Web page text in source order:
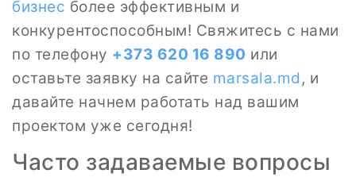
бизнес более эффективным и
конкурентоспособным! Свяжитесь с нами
по телефону +373 620 16 890 или
оставьте заявку на сайте marsala.md , и
давайте начнем работать над вашим
проектом уже сегодня!
Часто задаваемые вопросы